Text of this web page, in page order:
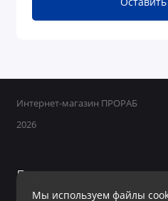
Мы используем файлы
Интернет-магазин ПРОРАБ
2026
Поддержка